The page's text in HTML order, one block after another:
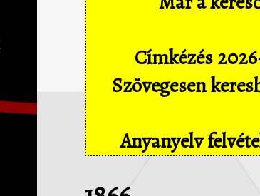
Címkézés
Szövegesen
Anyanyelv